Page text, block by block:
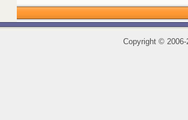
Copyright ©